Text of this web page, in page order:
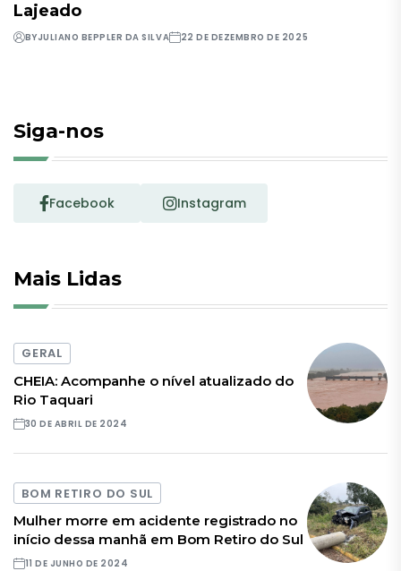
Lajeado
BYJULIANO BEPPLER DA SILVA 22 DE DEZEMBRO DE 2025
Siga-nos
Facebook Instagram
Mais Lidas
GERAL
CHEIA: Acompanhe o nível atualizado do
Rio Taquari
30 DE ABRIL DE 2024
BOM RETIRO DO SUL
Mulher morre em acidente registrado no
início dessa manhã em Bom Retiro do Sul
11 DE JUNHO DE 2024